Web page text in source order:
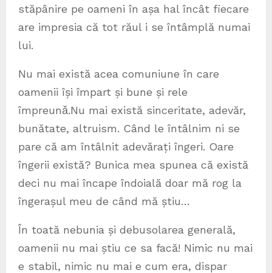
stăpânire pe oameni în așa hal încât fiecare
are impresia că tot răul i se întâmplă numai
lui.
Nu mai există acea comuniune în care
oamenii își împart și bune și rele
împreunǎ.Nu mai există sinceritate, adevăr,
bunătate, altruism. Când le întâlnim ni se
pare că am întâlnit adevărați îngeri. Oare
îngerii există? Bunica mea spunea că există
deci nu mai încape îndoială doar mă rog la
îngerașul meu de când mă știu…
În toată nebunia și debusolarea generală,
oamenii nu mai știu ce sa facă! Nimic nu mai
e stabil, nimic nu mai e cum era, dispar